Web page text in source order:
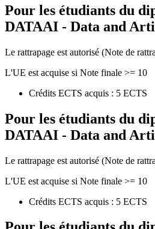
Pour les étudiants du
DATAAI - Data and
Le rattrapage est autorisé (Note de
L'UE est acquise si Note finale >= 10
Crédits ECTS acquis : 5 ECTS
Pour les étudiants du
DATAAI - Data and
Le rattrapage est autorisé (Note de
L'UE est acquise si Note finale >= 10
Crédits ECTS acquis : 5 ECTS